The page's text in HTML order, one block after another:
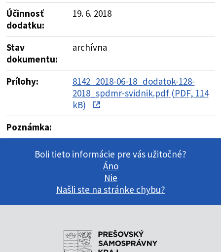
Účinnosť
dodatku:
19. 6. 2018
Stav
dokumentu:
archívna
Prílohy:
8142_2018-06-18_dodatok-128-
2018_spdmr-svidnik.pdf (PDF, 114
kB)
Poznámka:
Boli tieto informácie pre vás užitočné?
Áno
Nie
Našli ste na stránke chybu?